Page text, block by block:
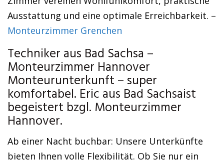
Ausstattung und eine optimale Erreichbarkeit. –
Monteurzimmer Grenchen
Techniker aus Bad Sachsa –
Monteurzimmer Hannover
Monteurunterkunft – super
komfortabel. Eric aus Bad Sachsaist
begeistert bzgl. Monteurzimmer
Hannover.
Ab einer Nacht buchbar: Unsere Unterkünfte
bieten Ihnen volle Flexibilität. Ob Sie nur ein